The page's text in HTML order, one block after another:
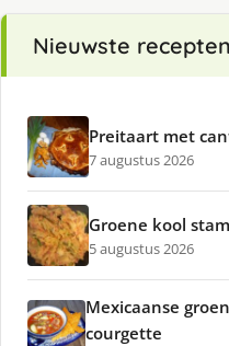
Nieuwste recepten
Preitaart met
7 augustus 2026
Groene kool
5 augustus 2026
Mexicaanse
courgette